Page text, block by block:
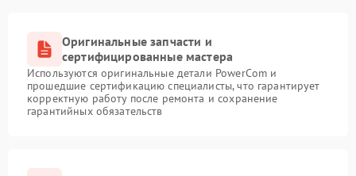
Оригинальные запчасти и
сертифицированные мастера
Используются оригинальные детали PowerCom и
прошедшие сертификацию специалисты, что гарантирует
корректную работу после ремонта и сохранение
гарантийных обязательств